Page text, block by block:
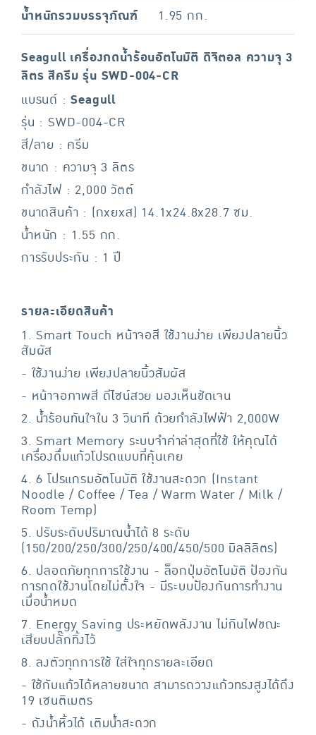
น้ำหนักรวมบรรจุภัณฑ์
1.95 กก.
Seagull เครื่องกดน้ำร้อนอัตโนมัติ ดิจิตอล ความจุ 3
ลิตร สีครีม รุ่น SWD-004-CR
แบรนด์ :Seagull
รุ่น : SWD-004-CR
สี/ลาย : ครีม
ขนาด : ความจุ 3 ลิตร
กำลังไฟ : 2,000 วัตต์
ขนาดสินค้า : (กxยxส) 14.1x24.8x28.7 ซม.
น้ำหนัก : 1.55 กก.
การรับประกัน : 1 ปี
รายละเอียดสินค้า
1. Smart Touch หน้าจอสี ใช้งานง่าย เพียงปลายนิ้ว
สัมผัส
- ใช้งานง่าย เพียงปลายนิ้วสัมผัส
- หน้าจอภาพสี ดีไซน์สวย มองเห็นชัดเจน
2. น้ำร้อนทันใจใน 3 วินาที ด้วยกำลังไฟฟ้า 2,000W
3. Smart Memory ระบบจำค่าล่าสุดที่ใช้ ให้คุณได้
เครื่องดื่มแก้วโปรดแบบที่คุ้นเคย
4. 6 โปรแกรมอัตโนมัติ ใช้งานสะดวก (Instant
Noodle / Coffee / Tea / Warm Water / Milk /
Room Temp)
5. ปรับระดับปริมาณน้ำได้ 8 ระดับ
(150/200/250/300/250/400/450/500 มิลลิลิตร)
6. ปลอดภัยทุกการใช้งาน - ล็อกปุ่มอัตโนมัติ ป้องกัน
การกดใช้งานโดยไม่ตั้งใจ - มีระบบป้องกันการทำงาน
เมื่อน้ำหมด
7. Energy Saving ประหยัดพลังงาน ไม่กินไฟขณะ
เสียบปลั๊กทิ้งไว้
8. ลงตัวทุกการใช้ ใส่ใจทุกรายละเอียด
- ใช้กับแก้วได้หลายขนาด สามารถวางแก้วทรงสูงได้ถึง
19 เซนติเมตร
- ถังน้ำหิ้วได้ เติมน้ำสะดวก